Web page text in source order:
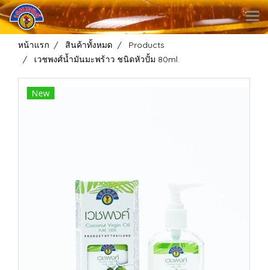
หน้าแรก สินค้าทั้งหมด
Products
เวชพงศ์น้ำมันมะพร้าว ชนิดหัวปั้ม 80ml.
New